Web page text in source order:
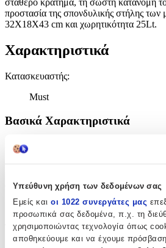
Υπεύθυνη χρήση των δεδομένων σας
Εμείς και οι 1022 συνεργάτες μας
προσωπικά σας δεδομένα, π.χ. τη
χρησιμοποιώντας τεχνολογία όπως
αποθηκεύουμε και να έχουμε
σταθερό κράτημα, τη σωστή κατανομή
προστασία της σπονδυλικής στήλης των
32X18X43 cm και χωρητικότητα 25Lt.
Χαρακτηριστικά
Κατασκευαστής:
Must
Βασικά Χαρακτηριστικά
Χρώμα
Πολύχρωμο
Φύλο:
Αγόρι
Τύπος: